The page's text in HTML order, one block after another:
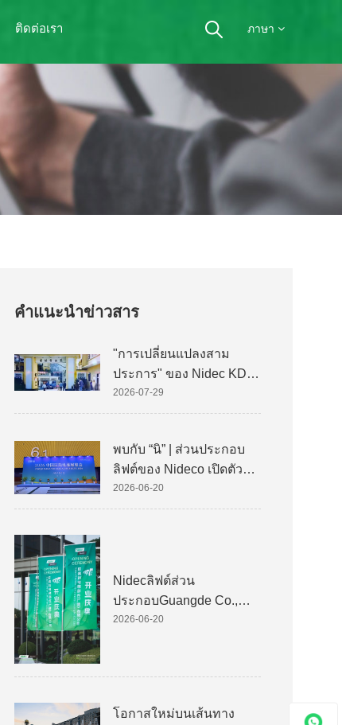
ภาษา
ติดต่อเรา
คำแนะนำข่าวสาร
"การเปลี่ยนแปลงสาม
ประการ" ของ Nidec KDS
(Kinetek De Sheng)
2026-07-29
พบกับ “นิ” | ส่วนประกอบ
ลิฟต์ของ Nideco เปิดตัว
ครั้งแรกในงานนิทรรศการ
ลิฟต์นานาชาติแห่งประเทศ
2026-06-20
Nidecลิฟต์ส่วน
ประกอบGuangde Co.,
Ltd. เปิดตัวอย่างยิ่งใหญ่
สำหรับส่วนประกอบหลัก
2026-06-20
โอกาสใหม่บนเส้นทาง